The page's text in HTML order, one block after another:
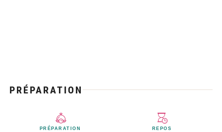
PRÉPARATION
PRÉPARATION REPOS